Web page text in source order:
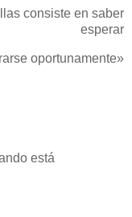
consiste en saber
esperar
oportunamente»
está